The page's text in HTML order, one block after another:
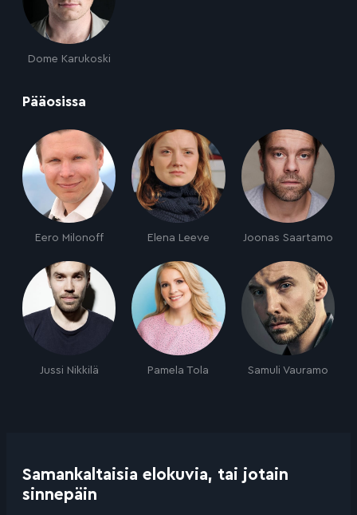
Dome Karukoski
Pääosissa
Eero Milonoff Elena Leeve Joonas Saartamo
Jussi Nikkilä Pamela Tola Samuli Vauramo
Samankaltaisia elokuvia, tai jotain
sinnepäin